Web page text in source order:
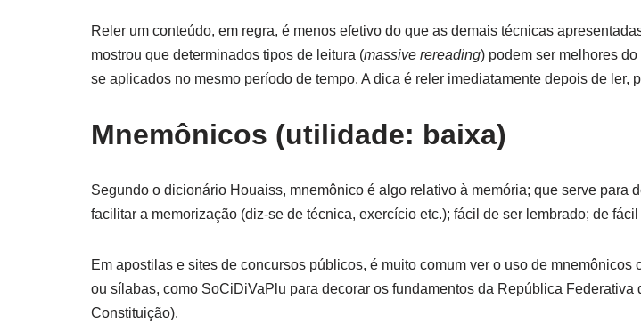
Reler um conteúdo, em regra, é menos efetivo do que as demais técnicas
mostrou que determinados tipos de leitura (massive rereading) podem ser melhores
se aplicados no mesmo período de tempo. A dica é reler imediatamente depois de ler,
Mnemônicos (utilidade: baixa)
Segundo o dicionário Houaiss, mnemônico é algo relativo à memória; que serve para
facilitar a memorização (diz-se de técnica, exercício etc.); fácil de ser lembrado; de
Em apostilas e sites de concursos públicos, é muito comum ver o uso de mnemônicos
ou sílabas, como SoCiDiVaPlu para decorar os fundamentos da República Federativa
Constituição).